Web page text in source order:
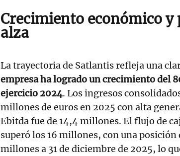
Crecimiento económico y
alza
La trayectoria de Satlantis refleja una
empresa ha logrado un crecimiento del
ejercicio 2024. Los ingresos
millones de euros en 2025 con alta
Ebitda fue de 14,4 millones. El flujo de
superó los 16 millones, con una posición
millones a 31 de diciembre de 2025, lo